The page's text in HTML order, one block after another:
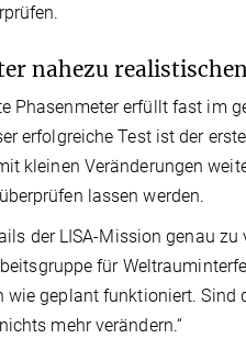
nahezu
Phasenmeter erfüllt fast im
erfolgreiche Test ist der
kleinen Veränderungen
lassen werden.
der LISA-Mission genau
für
geplant funktioniert.
mehr verändern.“